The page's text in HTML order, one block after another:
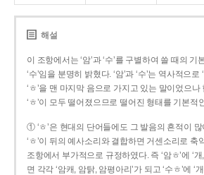
해설
이 조항에서는 ‘암’과 ‘수’를 구별하여 쓸 때의 기
‘수’임을 분명히 밝혔다. ‘암’과 ‘수’는 역사적으로
‘ㅎ’을 맨 마지막 음으로 가지고 있는 말이었으
‘ㅎ’이 모두 떨어졌으므로 떨어진 형태를 기본적
① ‘ㅎ’은 현대의 단어들에도 그 발음의 흔적이 많
‘ㅎ’이 뒤의 예사소리와 결합하면 거센소리로 축
조항에서 부가적으로 규정하였다. 즉 ‘암ㅎ’에 ‘
면 각각 ‘암캐, 암탉, 암평아리’가 되고 ‘수ㅎ’에 ‘